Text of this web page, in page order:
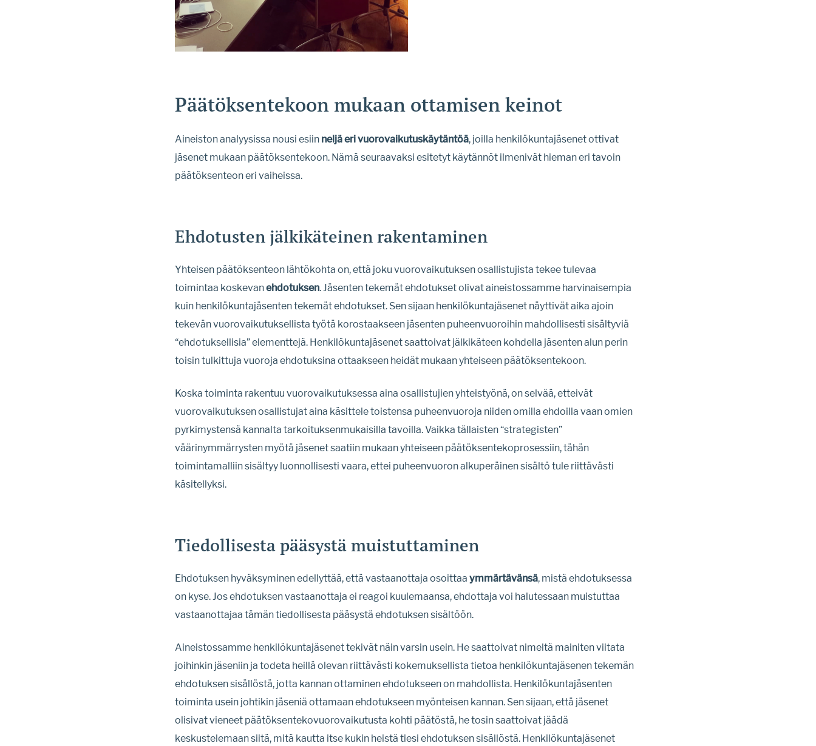
Päätöksentekoon mukaan ottamisen keinot
Aineiston analyysissa nousi esiin neljä eri vuorovaikutuskäytäntöä, joilla henkilökuntajäsenet ottivat
jäsenet mukaan päätöksentekoon. Nämä seuraavaksi esitetyt käytännöt ilmenivät hieman eri tavoin
päätöksenteon eri vaiheissa.
Ehdotusten jälkikäteinen rakentaminen
Yhteisen päätöksenteon lähtökohta on, että joku vuorovaikutuksen osallistujista tekee tulevaa
toimintaa koskevanehdotuksen. Jäsenten tekemät ehdotukset olivat aineistossamme harvinaisempia
kuin henkilökuntajäsenten tekemät ehdotukset. Sen sijaan henkilökuntajäsenet näyttivät aika ajoin
tekevän vuorovaikutuksellista työtä korostaakseen jäsenten puheenvuoroihin mahdollisesti sisältyviä
“ehdotuksellisia” elementtejä. Henkilökuntajäsenet saattoivat jälkikäteen kohdella jäsenten alun perin
toisin tulkittuja vuoroja ehdotuksina ottaakseen heidät mukaan yhteiseen päätöksentekoon.
Koska toiminta rakentuu vuorovaikutuksessa aina osallistujien yhteistyönä, on selvää, etteivät
vuorovaikutuksen osallistujat aina käsittele toistensa puheenvuoroja niiden omilla ehdoilla vaan omien
pyrkimystensä kannalta tarkoituksenmukaisilla tavoilla. Vaikka tällaisten “strategisten”
väärinymmärrysten myötä jäsenet saatiin mukaan yhteiseen päätöksentekoprosessiin, tähän
toimintamalliin sisältyy luonnollisesti vaara, ettei puheenvuoron alkuperäinen sisältö tule riittävästi
käsitellyksi.
Tiedollisesta pääsystä muistuttaminen
Ehdotuksen hyväksyminen edellyttää, että vastaanottaja osoittaa ymmärtävänsä, mistä ehdotuksessa
on kyse. Jos ehdotuksen vastaanottaja ei reagoi kuulemaansa, ehdottaja voi halutessaan muistuttaa
vastaanottajaa tämän tiedollisesta pääsystä ehdotuksen sisältöön.
Aineistossamme henkilökuntajäsenet tekivät näin varsin usein. He saattoivat nimeltä mainiten viitata
joihinkin jäseniin ja todeta heillä olevan riittävästi kokemuksellista tietoa henkilökuntajäsenen tekemän
ehdotuksen sisällöstä, jotta kannan ottaminen ehdotukseen on mahdollista. Henkilökuntajäsenten
toiminta usein johtikin jäseniä ottamaan ehdotukseen myönteisen kannan. Sen sijaan, että jäsenet
olisivat vieneet päätöksentekovuorovaikutusta kohti päätöstä, he tosin saattoivat jäädä
keskustelemaan siitä, mitä kautta itse kukin heistä tiesi ehdotuksen sisällöstä. Henkilökuntajäsenet